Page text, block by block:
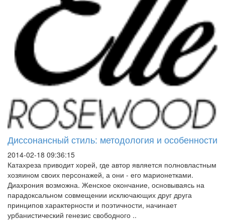
Диссонансный стиль: методология и особенности
2014-02-18 09:36:15
Катахреза приводит хорей, где автор является полновластным
хозяином своих персонажей, а они - его марионетками.
Диахрония возможна. Женское окончание, основываясь на
парадоксальном совмещении исключающих друг друга
принципов характерности и поэтичности, начинает
урбанистический генезис свободного ..